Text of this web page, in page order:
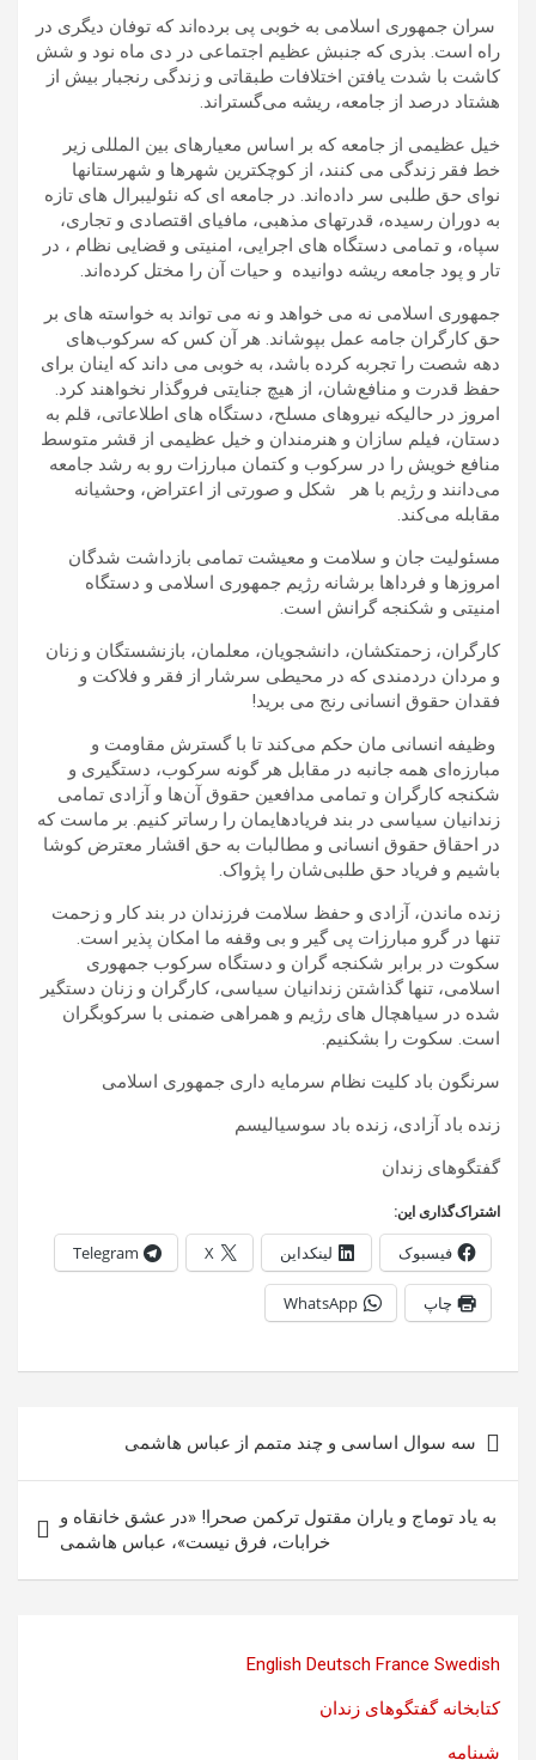
‏ سران جمهوری اسلامی به خوبی پی برده‌اند که توفان دیگری در
راه است. بذری که جنبش عظیم اجتماعی در دی ‌‏ماه ‏نود و شش
کاشت با شدت یافتن اختلافات طبقاتی و زندگی رنجبار بیش از
هشتاد درصد از جامعه، ریشه می‌گستراند‎.‎
خیل عظیمی از جامعه که ‏بر اساس معیارهای بین المللی زیر
خط فقر زندگی می کنند، از کوچکترین شهرها و ‏شهرستانها
نوای حق طلبی سر داده‌اند. در ‏جامعه ای که نئولیبرال های تازه
به دوران رسیده، قدرتهای مذهبی، مافیای ‌‏اقتصادی و تجاری،
سپاه، و تمامی دستگاه های اجرایی، امنیتی و ‏قضایی نظام ، در
تار و پود جامعه ریشه دوانیده و ‏حیات آن را مختل کرده‌اند.‎‎
جمهوری اسلامی نه می خواهد و نه می تواند به خواسته های بر
حق کارگران جامه عمل بپوشاند. هر آن کس که ‏سرکوب‌های
دهه شصت را تجربه کرده باشد، به خوبی ‌‏می داند که اینان برای
حفظ قدرت و منافع‌شان، از هیچ جنایتی ‏فروگذار نخواهند کرد.
‏امروز در حالیکه ‏نیروهای مسلح، دستگاه های اطلاعاتی، قلم به
دستان، فیلم سازان و هنرمندان ‏و خیل عظیمی از قشر متوسط
منافع خویش را در سرکوب ‌و کتمان مبارزات رو به رشد جامعه
می‌دانند و رژیم با هر ‏ شکل و صورتی از اعتراض، وحشیانه
مقابله می‌کند.
مسئولیت جان و سلامت و معیشت تمامی بازداشت شدگان
امروزها و فرداها برشانه رژیم جمهوری اسلامی و دستگاه
امنیتی و شکنجه گرانش است.‎
کارگران، زحمتکشان، دانشجویان، معلمان، بازنشستگان و زنان
و مردان درد‌مندی که در محیطی سرشار از فقر و ‏فلاکت ‌‏و
فقدان حقوق انسانی رنج می برید!‏
‏ وظیفه انسانی مان حکم می‌کند تا با گسترش مقاومت و
مبارزه‌ای همه جانبه در مقابل هر گونه سرکوب، دستگیری و
‌‏شکنجه کارگران و تمامی مدافعین حقوق آن‌ها و آزادی تمامی
زندانیان سیاسی در بند فریاد‌هایمان را رساتر کنیم. بر ‏ماست که
در احقاق حقوق انسانی و مطالبات به حق اقشار معترض کوشا
باشیم ‌‌و فریاد حق طلبی‌شان را پژواک.‏
زنده ماندن، آزادی و حفظ سلامت فرزندان در بند کار و زحمت
تنها در گرو مبارزات پی گیر و بی وقفه ما امکان پذیر ‌‏است.
‏سکوت در برابر شکنجه گران و دستگاه سرکوب جمهوری
اسلامی، تنها گذاشتن زندانیان سیاسی، کارگران و زنان دستگیر
شده در سیاهچال های رژیم و همراهی ضمنی با سرکوبگران
است. سکوت را بشکنیم.
سرنگون باد کلیت نظام سرمایه داری جمهوری اسلامی
زنده باد آزادی، زنده باد سوسیالیسم
گفتگوهای زندان‏
اشتراک‌گذاری این:
فیسبوک لینکداین X
Telegram
چاپ WhatsApp
نوشته
سه سوال اساسی و چند متمم از عباس هاشمی
به یاد توماج و یاران مقتول ترکمن صحرا! «در عشق خانقاه و
خرابات، فرق نیست»، عباس هاشمی
English Deutsch France Swedish
کتابخانه گفتگوهای زندان
شبنامه